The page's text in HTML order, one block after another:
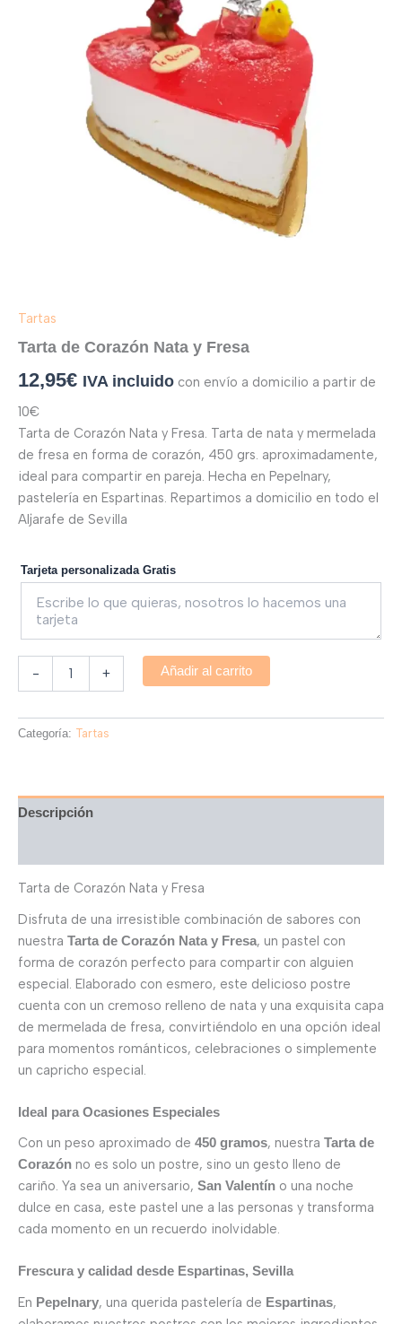
Tartas
Tarta de Corazón Nata y Fresa
12,95€ IVA incluido con envío a domicilio a partir de
10€
Tarta de Corazón Nata y Fresa. Tarta de nata y mermelada
de fresa en forma de corazón, 450 grs. aproximadamente,
ideal para compartir en pareja. Hecha en Pepelnary,
pastelería en Espartinas. Repartimos a domicilio en todo el
Aljarafe de Sevilla
Tarjeta personalizada Gratis
- + Añadir al carrito
Categoría: Tartas
Descripción
Tarta de Corazón Nata y Fresa
Disfruta de una irresistible combinación de sabores con
nuestra Tarta de Corazón Nata y Fresa, un pastel con
forma de corazón perfecto para compartir con alguien
especial. Elaborado con esmero, este delicioso postre
cuenta con un cremoso relleno de nata y una exquisita capa
de mermelada de fresa, convirtiéndolo en una opción ideal
para momentos románticos, celebraciones o simplemente
un capricho especial.
Ideal para Ocasiones Especiales
Con un peso aproximado de 450 gramos, nuestra Tarta de
Corazón no es solo un postre, sino un gesto lleno de
cariño. Ya sea un aniversario, San Valentín o una noche
dulce en casa, este pastel une a las personas y transforma
cada momento en un recuerdo inolvidable.
Frescura y calidad desde Espartinas, Sevilla
En Pepelnary, una querida pastelería de Espartinas,